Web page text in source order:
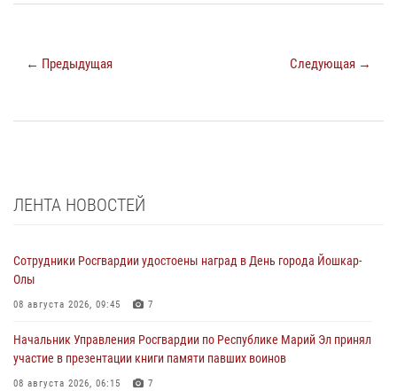
← Предыдущая Следующая →
ЛЕНТА НОВОСТЕЙ
Сотрудники Росгвардии удостоены наград в День города Йошкар-
Олы
08 августа 2026, 09:45 7
Начальник Управления Росгвардии по Республике Марий Эл принял
участие в презентации книги памяти павших воинов
08 августа 2026, 06:15 7